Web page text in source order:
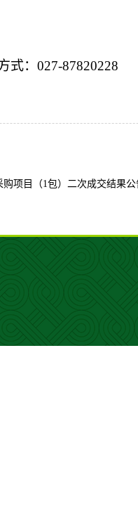
式： 027-87820228
项目（1包）二次成交结果公